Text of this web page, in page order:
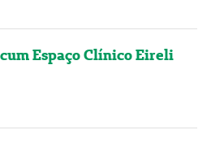
Espaço Clínico Eireli